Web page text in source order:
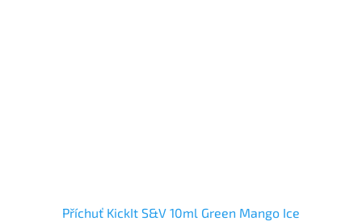
Příchuť KickIt S&V 10ml Green Mango Ice